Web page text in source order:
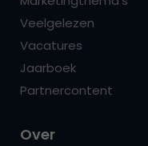
Veelgelezen
Vacatures
Jaarboek
Partnercontent
Over